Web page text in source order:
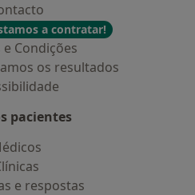
a contratar!
Condições
os resultados
pacientes
e respostas